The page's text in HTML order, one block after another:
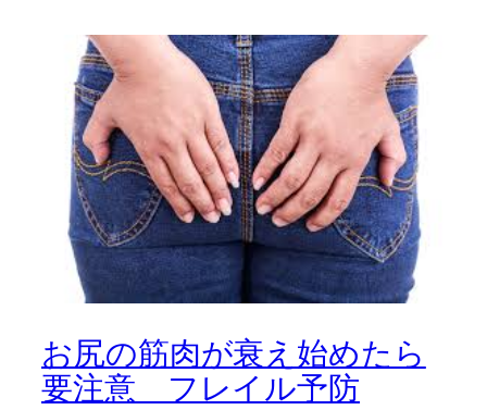
お尻の筋肉が衰え始めたら
要注意 フレイル予防